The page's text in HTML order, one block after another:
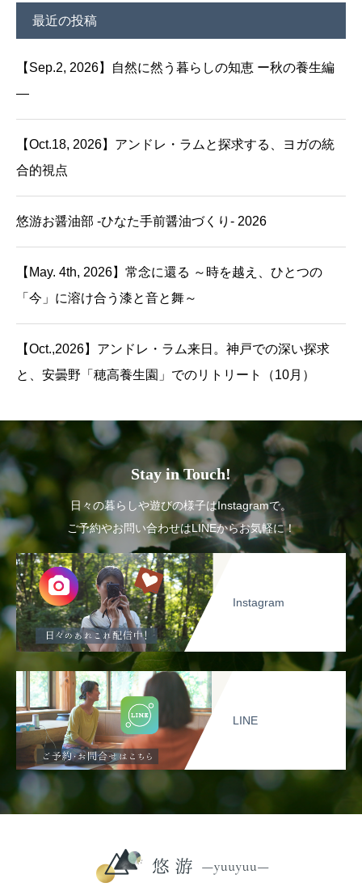
最近の投稿
【Sep.2, 2026】自然に然う暮らしの知恵 ー秋の養生編
—
【Oct.18, 2026】アンドレ・ラムと探求する、ヨガの統
合的視点
悠游お醤油部 -ひなた手前醤油づくり- 2026
【May. 4th, 2026】常念に還る ～時を越え、ひとつの
「今」に溶け合う漆と音と舞～
【Oct.,2026】アンドレ・ラム来日。神戸での深い探求
と、安曇野「穂高養生園」でのリトリート（10月）
Stay in Touch!
日々の暮らしや遊びの様子はInstagramで。
ご予約やお問い合わせはLINEからお気軽に！
Instagram
LINE